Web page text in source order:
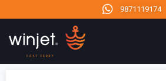
9871119174